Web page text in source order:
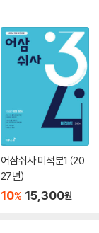
어삼쉬사 미적분1 (20
27년)
10% 15,300원